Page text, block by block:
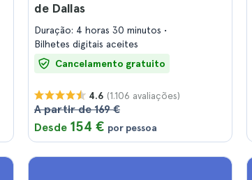
de Dallas
Duração: 4 horas 30 minutos
Bilhetes digitais aceites
Cancelamento gratuito
4.6 (1.106 avaliações)
A partir de 169 €
Desde 154 € por pessoa